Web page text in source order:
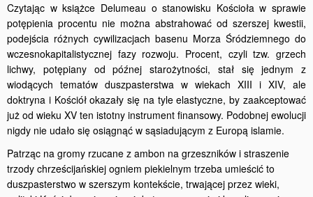
Czytając w książce Delumeau o stanowisku Kościoła w sprawie
potępienia procentu nie można abstrahować od szerszej kwestii,
podejścia różnych cywilizacjach basenu Morza Śródziemnego do
wczesnokapitalistycznej fazy rozwoju. Procent, czyli tzw. grzech
lichwy, potępiany od późnej starożytności, stał się jednym z
wiodących tematów duszpasterstwa w wiekach XIII i XIV, ale
doktryna i Kościół okazały się na tyle elastyczne, by zaakceptować
już od wieku XV ten istotny instrument finansowy. Podobnej ewolucji
nigdy nie udało się osiągnąć w sąsiadującym z Europą islamie.
Patrząc na gromy rzucane z ambon na grzeszników i straszenie
trzody chrześcijańskiej ogniem piekielnym trzeba umieścić to
duszpasterstwo w szerszym kontekście, trwającej przez wieki,